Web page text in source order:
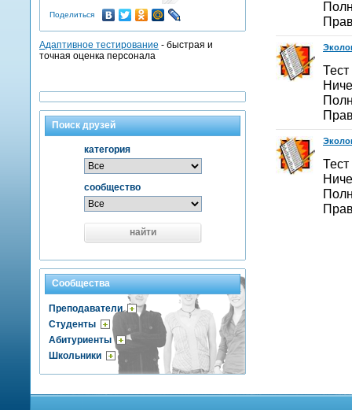
Поделиться
Адаптивное тестирование - быстрая и
точная оценка персонала
Поиск друзей
категория
сообщество
найти
Сообщества
Преподаватели
Студенты
Абитуриенты
Школьники